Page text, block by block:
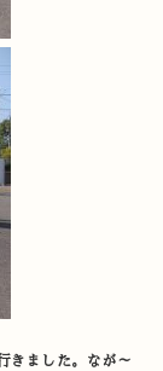
きました。なが～